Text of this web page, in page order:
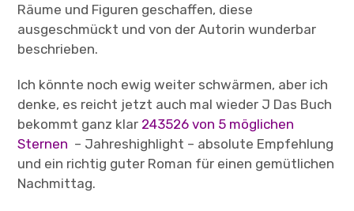
Räume und Figuren geschaffen, diese
ausgeschmückt und von der Autorin wunderbar
beschrieben.
Ich könnte noch ewig weiter schwärmen, aber ich
denke, es reicht jetzt auch mal wieder J Das Buch
bekommt ganz klar 243526 von 5 möglichen
Sternen – Jahreshighlight – absolute Empfehlung
und ein richtig guter Roman für einen gemütlichen
Nachmittag.